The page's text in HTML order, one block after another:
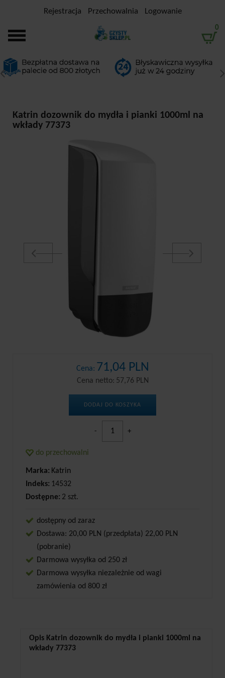
Rejestracja Przechowalnia Logowanie
0
Katrin dozownik do mydła i pianki 1000ml na
wkłady 77373
Cena: 71,04 PLN
Cena netto: 57,76 PLN
DODAJ DO KOSZYKA
- +
do przechowalni
Marka: Katrin
Indeks: 14532
Dostępne: 2 szt.
dostępny od zaraz
Dostawa: 20,00 PLN (przedpłata) 22,00 PLN
(pobranie)
Darmowa wysyłka od 250 zł
Darmowa wysyłka niezależnie od wagi
zamówienia od 800 zł
Opis Katrin dozownik do mydła i pianki 1000ml na
wkłady 77373